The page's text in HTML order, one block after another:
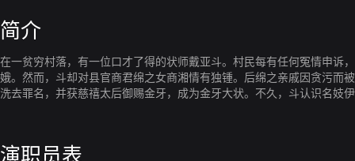
简介
在一贫穷村落，有一位口才了得的状师戴亚斗。村民每有任何冤情申诉
娥。然而，斗却对县官商君绵之女商湘情有独锺。后绵之亲戚因贪污而
洗去罪名，并获慈禧太后御赐金牙，成为金牙大状。不久，斗认识名妓
演职员表